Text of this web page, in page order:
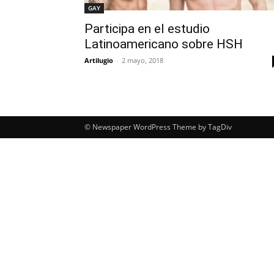
GAY
Participa en el estudio
Latinoamericano sobre HSH
Artilugio - 2 mayo, 2018
© Newspaper WordPress Theme by TagDiv